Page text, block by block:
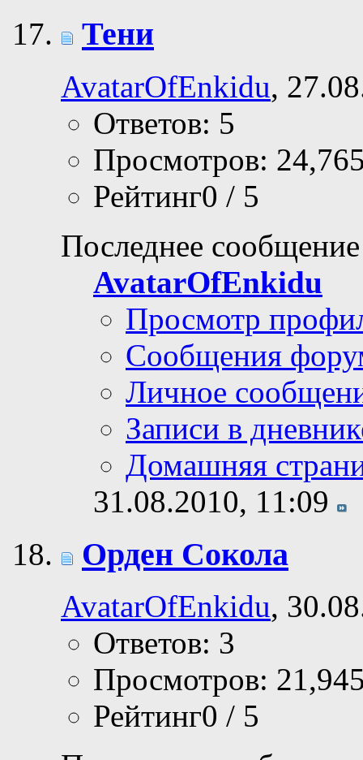
Тени
AvatarOfEnkidu,
Ответов: 5
Просмотров:
Рейтинг0 / 5
Последнее
AvatarOfEnkidu
Просмотр
Сообщения
Личное
Записи в
Домашняя
31.08.2010, 11:09
Орден Сокола
AvatarOfEnkidu,
Ответов: 3
Просмотров:
Рейтинг0 / 5